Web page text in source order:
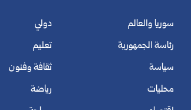
سوريا والعالم
رئاسة الجمهورية
سياسة
محليات
دولي
تعليم
ثقافة وفنون
رياضة